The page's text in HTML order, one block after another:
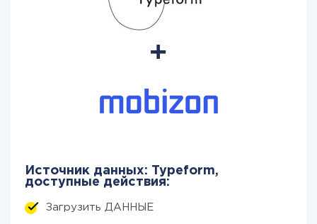
Источник данных: Typeform,
доступные действия:
Загрузить ДАННЫЕ